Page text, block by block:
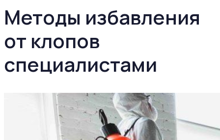
Методы избавления
от клопов
специалистами